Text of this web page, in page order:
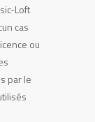
Loft
cas
ou
par le